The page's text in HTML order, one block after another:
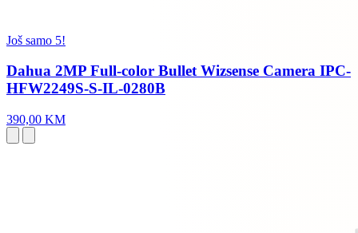
Još samo 5!
Dahua 2MP Full-color Bullet Wizsense Camera IPC-
HFW2249S-S-IL-0280B
390,00 KM